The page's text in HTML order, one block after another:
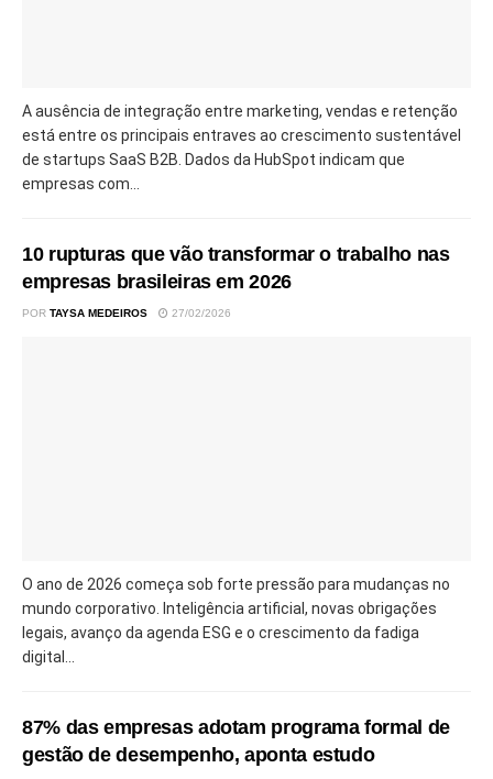
A ausência de integração entre marketing, vendas e retenção
está entre os principais entraves ao crescimento sustentável
de startups SaaS B2B. Dados da HubSpot indicam que
empresas com...
10 rupturas que vão transformar o trabalho nas
empresas brasileiras em 2026
POR TAYSA MEDEIROS 27/02/2026
O ano de 2026 começa sob forte pressão para mudanças no
mundo corporativo. Inteligência artificial, novas obrigações
legais, avanço da agenda ESG e o crescimento da fadiga
digital...
87% das empresas adotam programa formal de
gestão de desempenho, aponta estudo